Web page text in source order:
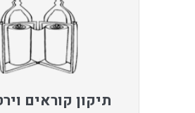
תיקון קוראים